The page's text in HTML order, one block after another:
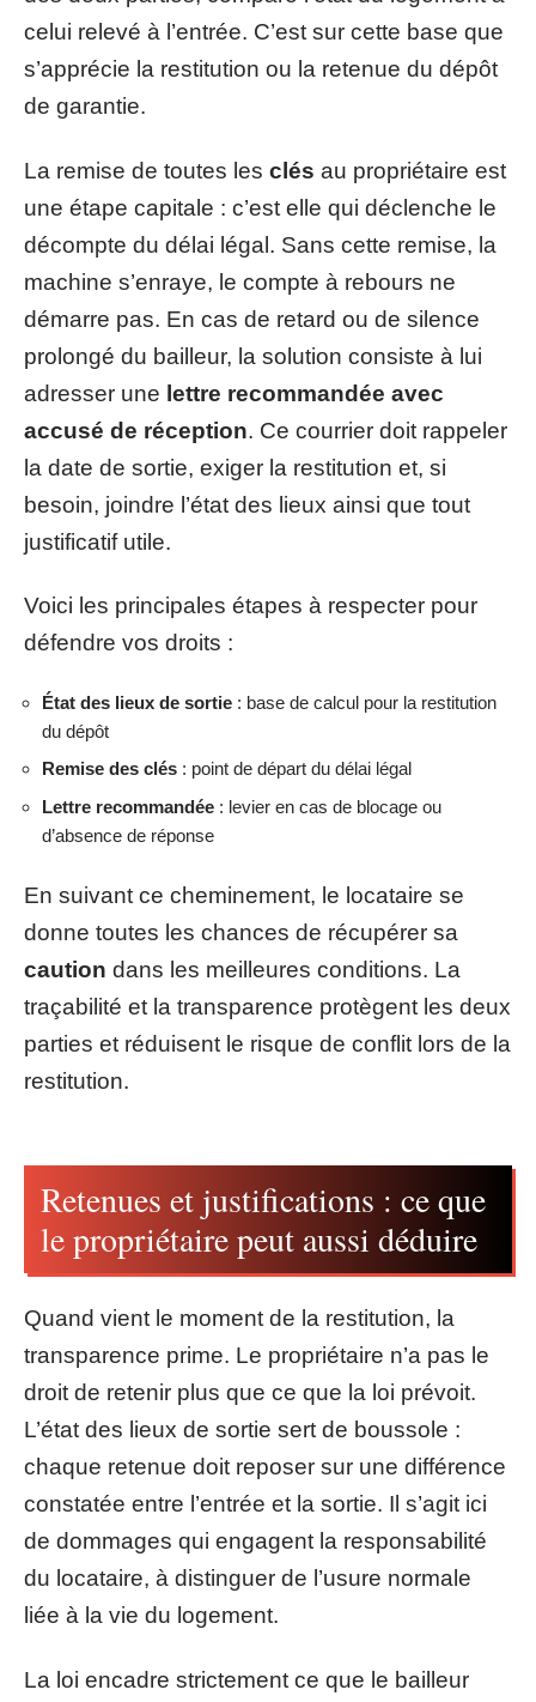
celui relevé à l’entrée. C’est sur cette base que
s’apprécie la restitution ou la retenue du dépôt
de garantie.
La remise de toutes les clés au propriétaire est
une étape capitale : c’est elle qui déclenche le
décompte du délai légal. Sans cette remise, la
machine s’enraye, le compte à rebours ne
démarre pas. En cas de retard ou de silence
prolongé du bailleur, la solution consiste à lui
adresser une lettre recommandée avec
accusé de réception. Ce courrier doit rappeler
la date de sortie, exiger la restitution et, si
besoin, joindre l’état des lieux ainsi que tout
justificatif utile.
Voici les principales étapes à respecter pour
défendre vos droits :
État des lieux de sortie : base de calcul pour la restitution
du dépôt
Remise des clés : point de départ du délai légal
Lettre recommandée : levier en cas de blocage ou
d’absence de réponse
En suivant ce cheminement, le locataire se
donne toutes les chances de récupérer sa
caution dans les meilleures conditions. La
traçabilité et la transparence protègent les deux
parties et réduisent le risque de conflit lors de la
restitution.
Retenues et justifications : ce que
le propriétaire peut aussi déduire
Quand vient le moment de la restitution, la
transparence prime. Le propriétaire n’a pas le
droit de retenir plus que ce que la loi prévoit.
L’état des lieux de sortie sert de boussole :
chaque retenue doit reposer sur une différence
constatée entre l’entrée et la sortie. Il s’agit ici
de dommages qui engagent la responsabilité
du locataire, à distinguer de l’usure normale
liée à la vie du logement.
La loi encadre strictement ce que le bailleur